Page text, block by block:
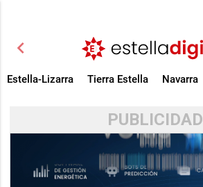
chevron_left
Estella-Lizarra Tierra Estella Navarra
PUBLICIDAD